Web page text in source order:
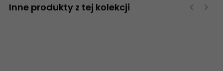
Inne produkty z tej kolekcji